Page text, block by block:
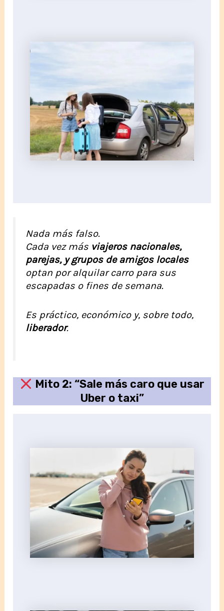
Nada más falso.
Cada vez más viajeros nacionales,
parejas, y grupos de amigos locales
optan por alquilar carro para sus
escapadas o fines de semana.
Es práctico, económico y, sobre todo,
liberador.
Mito 2: “Sale más caro que usar
Uber o taxi”